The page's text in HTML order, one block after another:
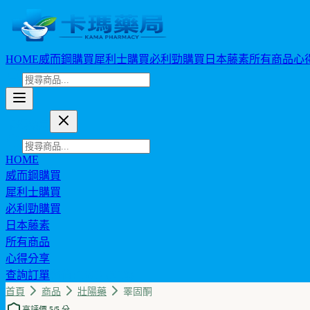
HOME威而鋼購買犀利士購買必利勁購買 日本藤素所有商品心
HOME
威而鋼購買
犀利士購買
必利勁購買
日本藤素
所有商品
心得分享
查詢訂單
首頁 商品 壯陽藥 睪固酮